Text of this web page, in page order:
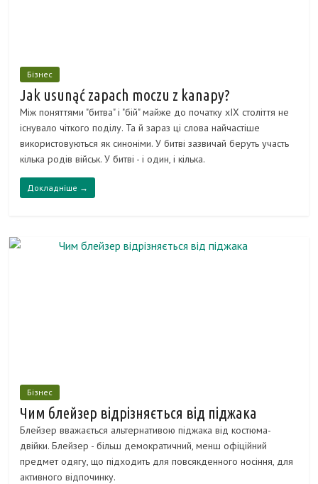
Бізнес
Jak usunąć zapach moczu z kanapy?
Між поняттями "битва" і "бій" майже до початку xIX століття не
існувало чіткого поділу. Та й зараз ці слова найчастіше
використовуються як синоніми. У битві зазвичай беруть участь
кілька родів військ. У битві - і один, і кілька.
Докладніше →
Бізнес
Чим блейзер відрізняється від піджака
Блейзер вважається альтернативою піджака від костюма-
двійки. Блейзер - більш демократичний, менш офіційний
предмет одягу, що підходить для повсякденного носіння, для
активного відпочинку.